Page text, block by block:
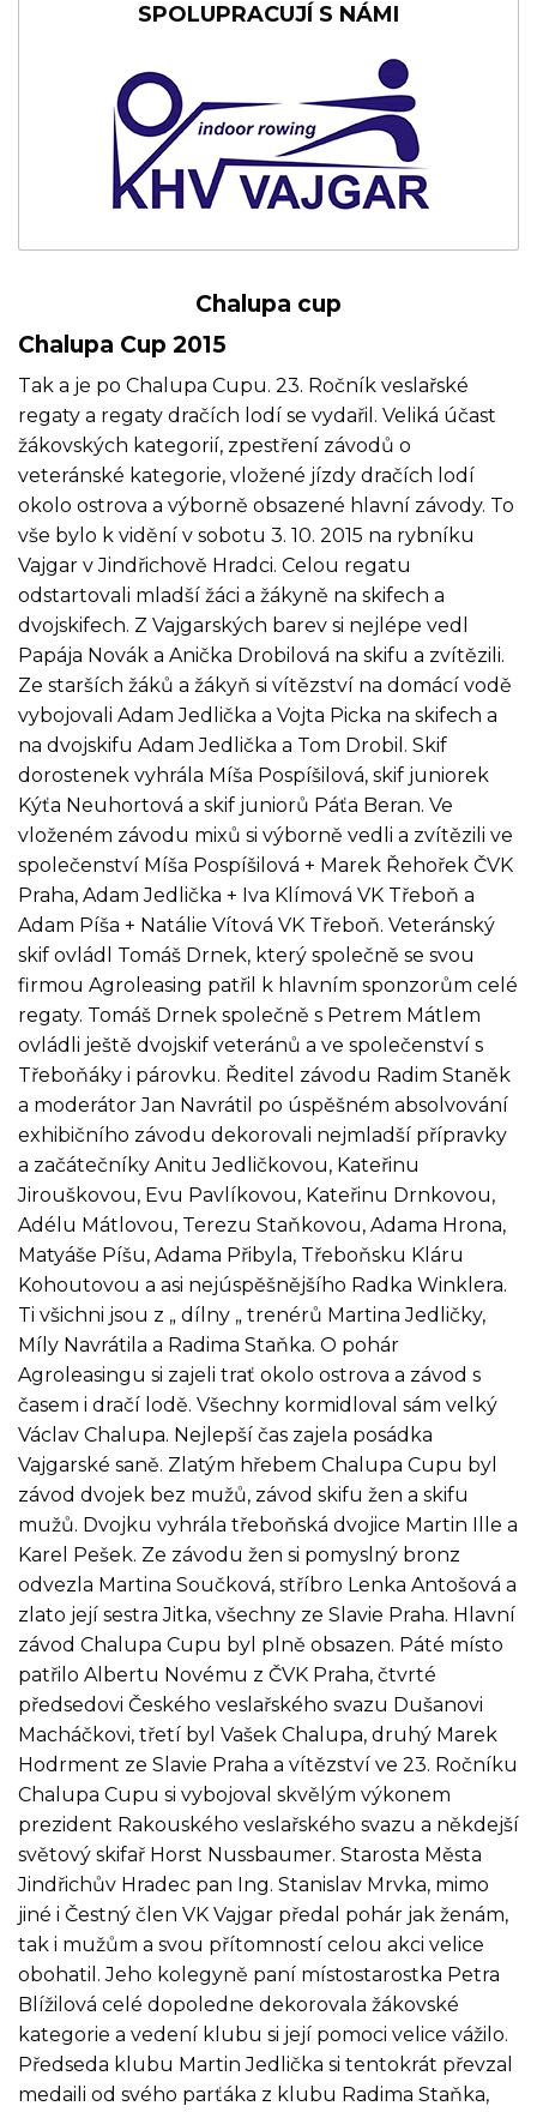
SPOLUPRACUJÍ S NÁMI
Chalupa cup
Chalupa Cup 2015
Tak a je po Chalupa Cupu. 23. Ročník veslařské
regaty a regaty dračích lodí se vydařil. Veliká účast
žákovských kategorií, zpestření závodů o
veteránské kategorie, vložené jízdy dračích lodí
okolo ostrova a výborně obsazené hlavní závody. To
vše bylo k vidění v sobotu 3. 10. 2015 na rybníku
Vajgar v Jindřichově Hradci. Celou regatu
odstartovali mladší žáci a žákyně na skifech a
dvojskifech. Z Vajgarských barev si nejlépe vedl
Papája Novák a Anička Drobilová na skifu a zvítězili.
Ze starších žáků a žákyň si vítězství na domácí vodě
vybojovali Adam Jedlička a Vojta Picka na skifech a
na dvojskifu Adam Jedlička a Tom Drobil. Skif
dorostenek vyhrála Míša Pospíšilová, skif juniorek
Kýťa Neuhortová a skif juniorů Páťa Beran. Ve
vloženém závodu mixů si výborně vedli a zvítězili ve
společenství Míša Pospíšilová + Marek Řehořek ČVK
Praha, Adam Jedlička + Iva Klímová VK Třeboň a
Adam Píša + Natálie Vítová VK Třeboň. Veteránský
skif ovládl Tomáš Drnek, který společně se svou
firmou Agroleasing patřil k hlavním sponzorům celé
regaty. Tomáš Drnek společně s Petrem Mátlem
ovládli ještě dvojskif veteránů a ve společenství s
Třeboňáky i párovku. Ředitel závodu Radim Staněk
a moderátor Jan Navrátil po úspěšném absolvování
exhibičního závodu dekorovali nejmladší přípravky
a začátečníky Anitu Jedličkovou, Kateřinu
Jirouškovou, Evu Pavlíkovou, Kateřinu Drnkovou,
Adélu Mátlovou, Terezu Staňkovou, Adama Hrona,
Matyáše Píšu, Adama Přibyla, Třeboňsku Kláru
Kohoutovou a asi nejúspěšnějšího Radka Winklera.
Ti všichni jsou z „ dílny „ trenérů Martina Jedličky,
Míly Navrátila a Radima Staňka. O pohár
Agroleasingu si zajeli trať okolo ostrova a závod s
časem i dračí lodě. Všechny kormidloval sám velký
Václav Chalupa. Nejlepší čas zajela posádka
Vajgarské saně. Zlatým hřebem Chalupa Cupu byl
závod dvojek bez mužů, závod skifu žen a skifu
mužů. Dvojku vyhrála třeboňská dvojice Martin Ille a
Karel Pešek. Ze závodu žen si pomyslný bronz
odvezla Martina Součková, stříbro Lenka Antošová a
zlato její sestra Jitka, všechny ze Slavie Praha. Hlavní
závod Chalupa Cupu byl plně obsazen. Páté místo
patřilo Albertu Novému z ČVK Praha, čtvrté
předsedovi Českého veslařského svazu Dušanovi
Macháčkovi, třetí byl Vašek Chalupa, druhý Marek
Hodrment ze Slavie Praha a vítězství ve 23. Ročníku
Chalupa Cupu si vybojoval skvělým výkonem
prezident Rakouského veslařského svazu a někdejší
světový skifař Horst Nussbaumer. Starosta Města
Jindřichův Hradec pan Ing. Stanislav Mrvka, mimo
jiné i Čestný člen VK Vajgar předal pohár jak ženám,
tak i mužům a svou přítomností celou akci velice
obohatil. Jeho kolegyně paní místostarostka Petra
Blížilová celé dopoledne dekorovala žákovské
kategorie a vedení klubu si její pomoci velice vážilo.
Předseda klubu Martin Jedlička si tentokrát převzal
medaili od svého parťáka z klubu Radima Staňka,